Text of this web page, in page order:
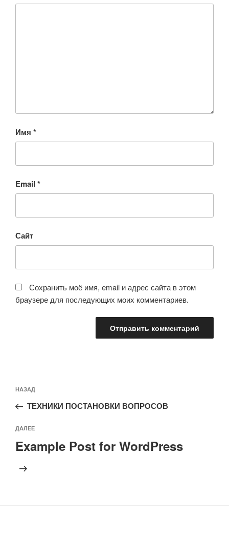
Имя *
Email *
Сайт
Сохранить моё имя, email и адрес сайта в этом
браузере для последующих моих комментариев.
по
записям
Предыдущая
запись:
НАЗАД
ТЕХНИКИ ПОСТАНОВКИ ВОПРОСОВ
Следующая
запись
ДАЛЕЕ
Example Post for WordPress